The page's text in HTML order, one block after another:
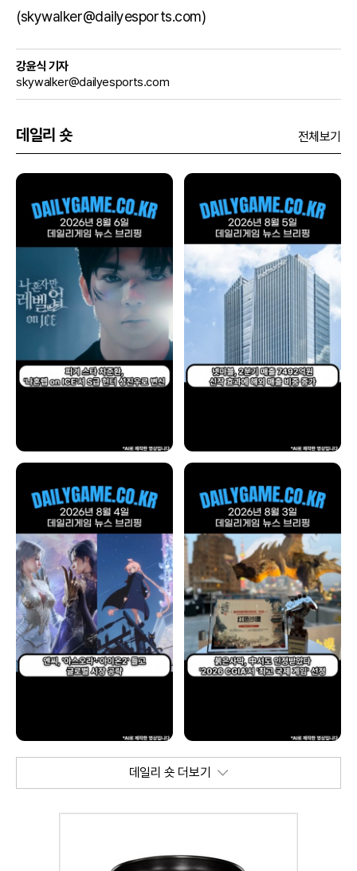
(skywalker@dailyesports.com)
강윤식 기자
skywalker@dailyesports.com
데일리 숏 전체보기
데일리 숏 더보기